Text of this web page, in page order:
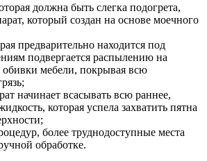
должна быть слегка подогрета,
который создан на основе моечного
предварительно находится под
подвергается распылению на
обивки мебели, покрывая всю
начинает всасывать всю раннее,
которая успела захватить пятна
более труднодоступные места
обработке.